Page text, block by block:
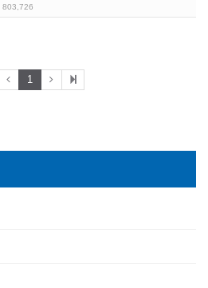
803,726
1